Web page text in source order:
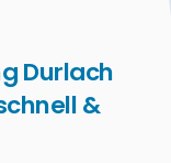
Durlach
&